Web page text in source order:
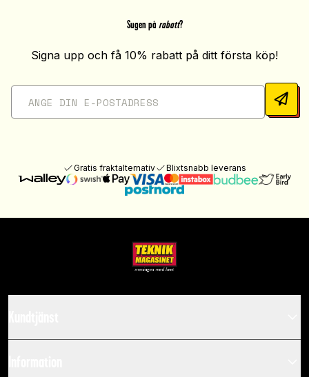
Sugen på rabatt?
Signa upp och få 10% rabatt på ditt första köp!
Gratis fraktalternativ Blixtsnabb leverans